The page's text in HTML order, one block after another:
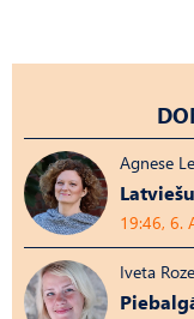
Agnese
19:46, 6.
Iveta